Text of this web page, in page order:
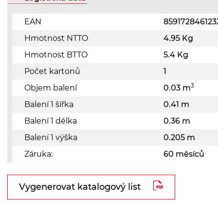
EAN
Hmotnost NTTO
4.95 Kg
Hmotnost BTTO
5.4 Kg
Počet kartonů
1
Objem balení
0.03 m3
Balení 1 šířka
0.41 m
Balení 1 délka
0.36 m
Balení 1 výška
0.205 m
Záruka:
60 měsíců
Vygenerovat katalogový list